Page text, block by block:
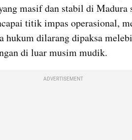
masif dan stabil di Madura
titik impas operasional,
hukum dilarang dipaksa
di luar musim mudik.
ADVERTISEMENT